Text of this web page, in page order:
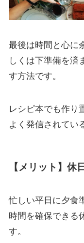
最後は時間と心に
しくは下準備を済
す方法です。
レシピ本でも作り
よく発信されてい
【メリット】休
忙しい平日に夕食
時間を確保できる
す。